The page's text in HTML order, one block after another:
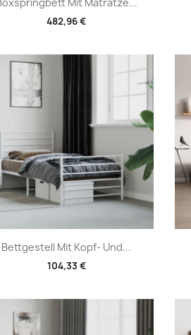
Mit Matratze...
482,96 €
Bettgestell Mit Kopf- Und...
104,33 €
Vorschau